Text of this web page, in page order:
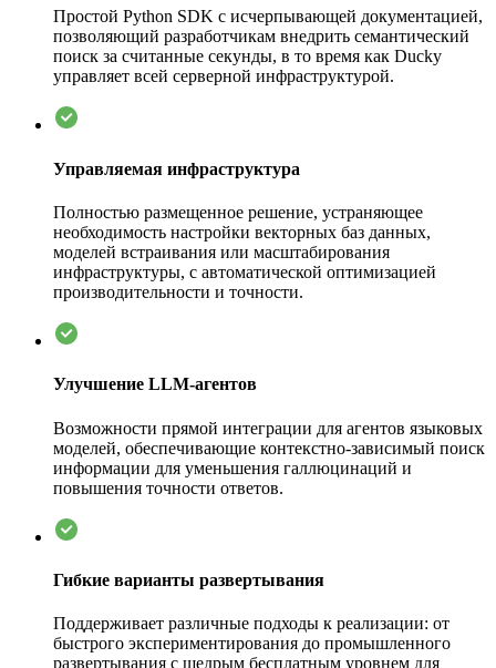
Простой Python SDK с исчерпывающей документацией,
позволяющий разработчикам внедрить семантический
поиск за считанные секунды, в то время как Ducky
управляет всей серверной инфраструктурой.
Управляемая инфраструктура
Полностью размещенное решение, устраняющее
необходимость настройки векторных баз данных,
моделей встраивания или масштабирования
инфраструктуры, с автоматической оптимизацией
производительности и точности.
Улучшение LLM-агентов
Возможности прямой интеграции для агентов языковых
моделей, обеспечивающие контекстно-зависимый поиск
информации для уменьшения галлюцинаций и
повышения точности ответов.
Гибкие варианты развертывания
Поддерживает различные подходы к реализации: от
быстрого экспериментирования до промышленного
развертывания с щедрым бесплатным уровнем для